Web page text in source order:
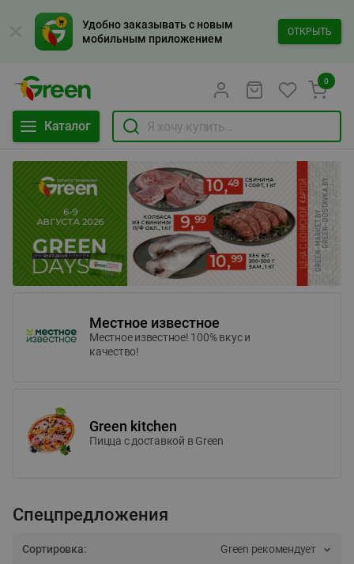
Удобно заказывать с новым
мобильным приложением
ОТКРЫТЬ
Каталог
0
Местное известное
Местное известное! 100% вкус и
качество!
Green kitchen
Пицца c доставкой в Green
Спецпредложения
Сортировка: Green рекомендует